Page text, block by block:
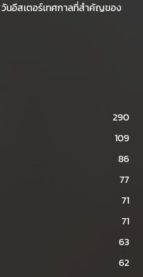
นอีสเตอร์เทศกาลที่สำคัญของ
290
109
86
77
71
71
63
62